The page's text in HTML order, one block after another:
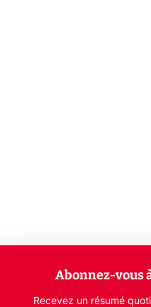
Abonnez-vous
Recevez un résumé